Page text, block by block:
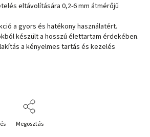
eltávolítására 0,2-6 mm átmérőjű
a gyors és hatékony használatért.
készült a hosszú élettartam érdekében.
a kényelmes tartás és kezelés
Megosztás